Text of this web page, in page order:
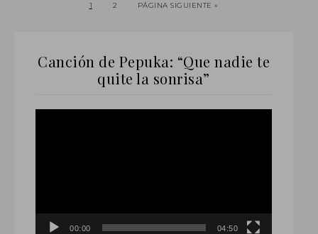
1 2 PÁGINA SIGUIENTE »
Canción de Pepuka: “Que nadie te
quite la sonrisa”
00:00 04:50